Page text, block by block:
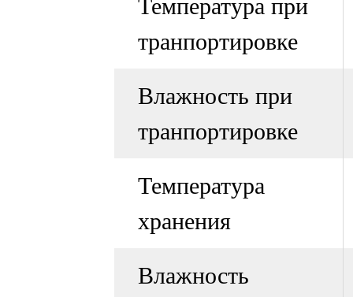
Температура при
транпортировке
Влажность при
транпортировке
Температура
хранения
Влажность